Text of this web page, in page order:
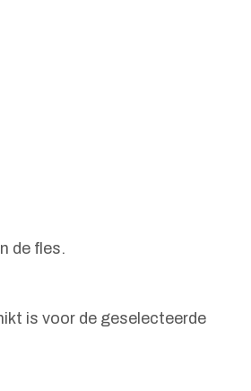
de fles.
is voor de geselecteerde